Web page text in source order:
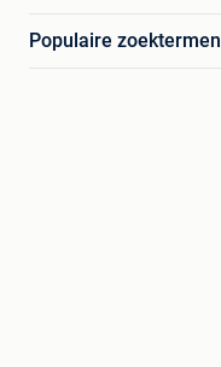
Populaire zoektermen